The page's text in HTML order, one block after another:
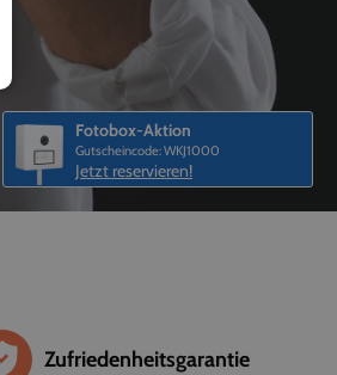
Fotobox-Aktion
Gutscheincode: WKJ1000
Jetzt reservieren!
Zufriedenheitsgarantie